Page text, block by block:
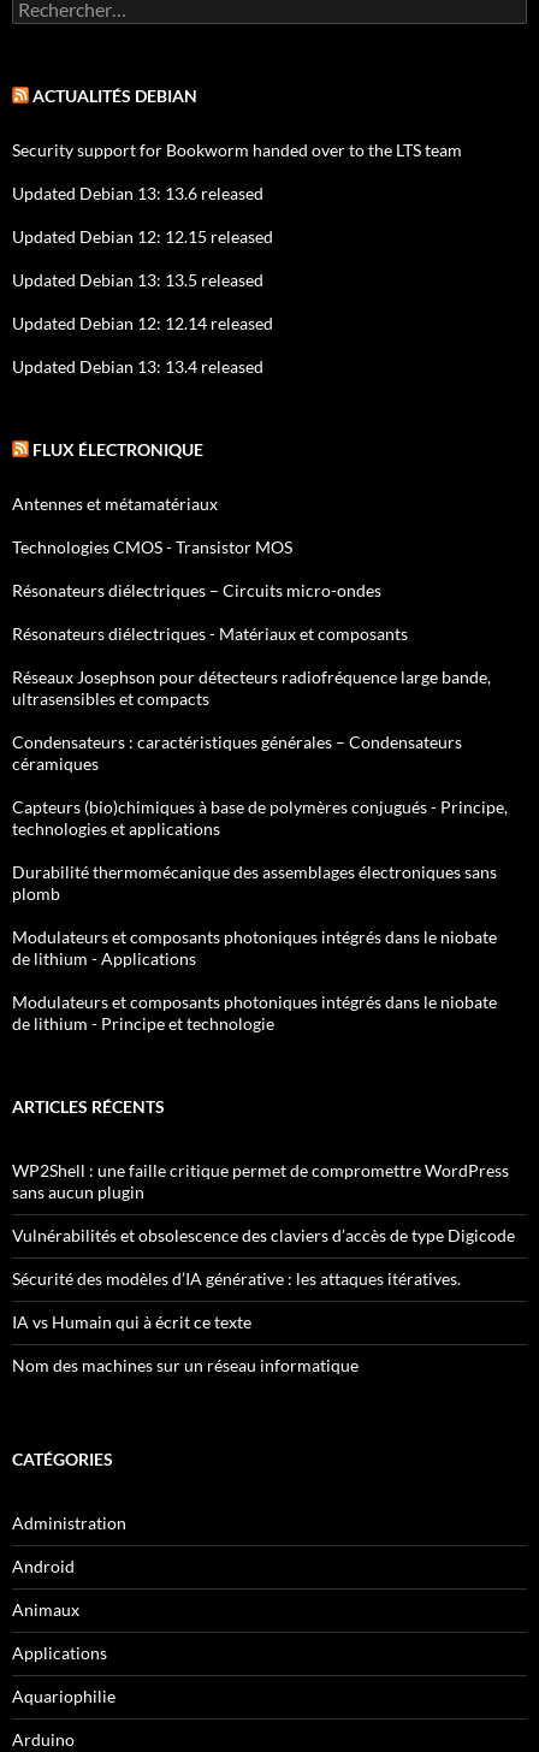
Rechercher :
ACTUALITÉS DEBIAN
Security support for Bookworm handed over to the LTS team
Updated Debian 13: 13.6 released
Updated Debian 12: 12.15 released
Updated Debian 13: 13.5 released
Updated Debian 12: 12.14 released
Updated Debian 13: 13.4 released
FLUX ÉLECTRONIQUE
Antennes et métamatériaux
Technologies CMOS - Transistor MOS
Résonateurs diélectriques – Circuits micro-ondes
Résonateurs diélectriques - Matériaux et composants
Réseaux Josephson pour détecteurs radiofréquence large bande,
ultrasensibles et compacts
Condensateurs : caractéristiques générales – Condensateurs
céramiques
Capteurs (bio)chimiques à base de polymères conjugués - Principe,
technologies et applications
Durabilité thermomécanique des assemblages électroniques sans
plomb
Modulateurs et composants photoniques intégrés dans le niobate
de lithium - Applications
Modulateurs et composants photoniques intégrés dans le niobate
de lithium - Principe et technologie
ARTICLES RÉCENTS
WP2Shell : une faille critique permet de compromettre WordPress
sans aucun plugin
Vulnérabilités et obsolescence des claviers d’accès de type Digicode
Sécurité des modèles d’IA générative : les attaques itératives.
IA vs Humain qui à écrit ce texte
Nom des machines sur un réseau informatique
CATÉGORIES
Administration
Android
Animaux
Applications
Aquariophilie
Arduino